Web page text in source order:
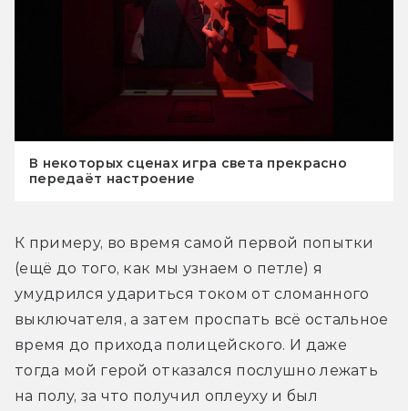
В некоторых сценах игра света прекрасно
передаёт настроение
К примеру, во время самой первой попытки
(ещё до того, как мы узнаем о петле) я
умудрился удариться током от сломанного
выключателя, а затем проспать всё остальное
время до прихода полицейского. И даже
тогда мой герой отказался послушно лежать
на полу, за что получил оплеуху и был